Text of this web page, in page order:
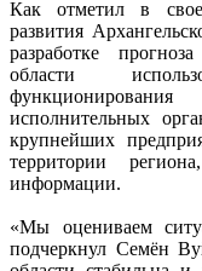
Как отметил в
развития
разработке
области
исполнительных
крупнейших
территории
информации.
«Мы оцениваем
подчеркнул Семён